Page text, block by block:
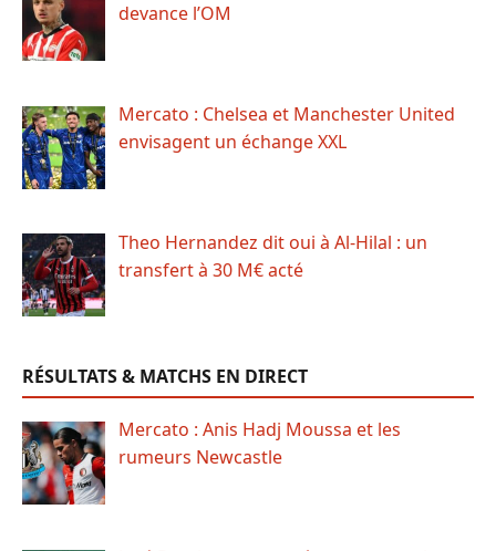
devance l’OM
Mercato : Chelsea et Manchester United
envisagent un échange XXL
Theo Hernandez dit oui à Al-Hilal : un
transfert à 30 M€ acté
RÉSULTATS & MATCHS EN DIRECT
Mercato : Anis Hadj Moussa et les
rumeurs Newcastle